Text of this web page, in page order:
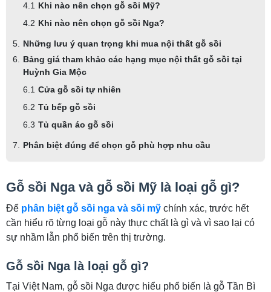
Khi nào nên chọn gỗ sồi Mỹ?
Khi nào nên chọn gỗ sồi Nga?
Những lưu ý quan trọng khi mua nội thất gỗ sồi
Bảng giá tham khảo các hạng mục nội thất gỗ sồi tại
Huỳnh Gia Mộc
Cửa gỗ sồi tự nhiên
Tủ bếp gỗ sồi
Tủ quần áo gỗ sồi
Phân biệt đúng để chọn gỗ phù hợp nhu cầu
Gỗ sồi Nga và gỗ sồi Mỹ là loại gỗ gì?
Để phân biệt gỗ sồi nga và sồi mỹ chính xác, trước hết
cần hiểu rõ từng loại gỗ này thực chất là gì và vì sao lại có
sự nhầm lẫn phổ biến trên thị trường.
Gỗ sồi Nga là loại gỗ gì?
Tại Việt Nam, gỗ sồi Nga được hiểu phổ biến là gỗ Tần Bì